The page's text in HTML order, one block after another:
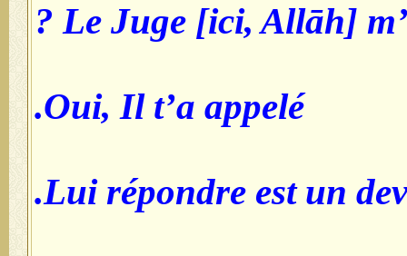
Le Juge [ici, Allāh]
Oui, Il t’a appelé.
Lui répondre est un